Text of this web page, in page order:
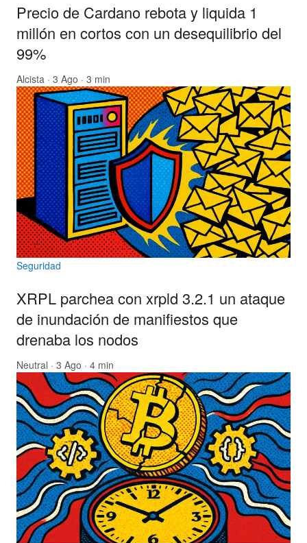
Precio de Cardano rebota y liquida 1
millón en cortos con un desequilibrio del
99%
Alcista · 3 Ago · 3 min
Seguridad
XRPL parchea con xrpld 3.2.1 un ataque
de inundación de manifiestos que
drenaba los nodos
Neutral · 3 Ago · 4 min